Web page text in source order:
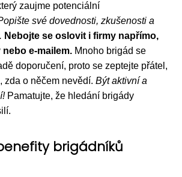
zaujme potenciální
své dovednosti, zkušenosti a
Nebojte se oslovit i firmy napřímo,
e-mailem. Mnoho brigád se
doporučení, proto se zeptejte přátel,
zda o něčem nevědí. Být aktivní a
Pamatujte, že hledání brigády
brigádníků